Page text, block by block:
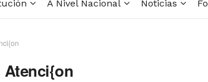
A Nivel Nacional Noticias
Atenci{on